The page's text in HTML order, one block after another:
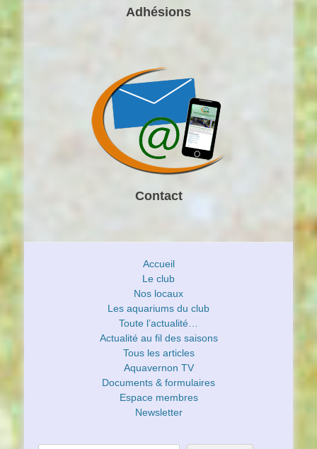
Adhésions
Contact
Accueil
Le club
Nos locaux
Les aquariums du club
Toute l’actualité…
Actualité au fil des saisons
Tous les articles
Aquavernon TV
Documents & formulaires
Espace membres
Newsletter